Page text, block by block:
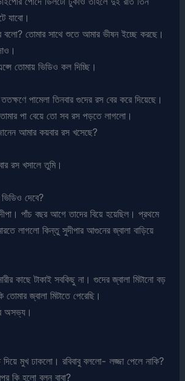
যাবো।
বলো? তোমার সাথে শুতে আমার ভীষন ইচ্ছে করছে।
তোমায় ভিডিও কল দিচ্ছি।
পামেলা তিনবার গুদের রস বের করে দিয়েছে।
পা বেয়ে তো সব রস পড়তে লাগলো।
আমার কয়বার রস খসেছে?
রস খসালে তুমি।
দেবে?
পাঁচ বছর আগে তাদের বিয়ে হয়েছিল। প্রথমে
লাগলো কিন্তু সুদীপার আগুনের জ্বালা বাড়িয়ে
কাছে টাকাই সবকিছু না। গুদের জ্বালা মিটানো বড়
জ্বালা মিটাতে পেরেছি।
অসভ্য।
দিয়ে মুখ ঢাকলো। রবিবাবু বললো- লজ্জা পেলে নাকি?
কি হলো বলুন বাবা?